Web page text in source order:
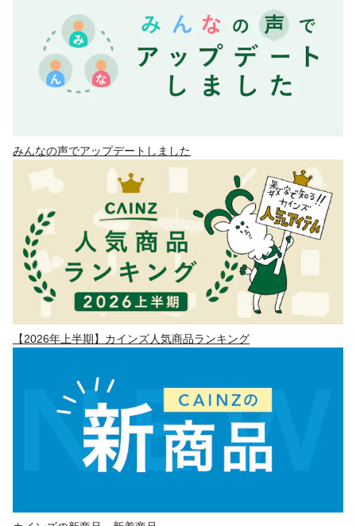
みんなの声でアップデートしました
【2026年上半期】カインズ人気商品ランキング